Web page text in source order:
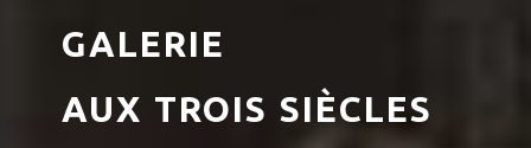
GALERIE
AUX TROIS SIÈCLES